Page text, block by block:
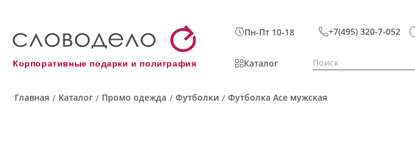
Корпоративные подарки и полиграфия
Пн-Пт 10-18 +7(495) 320-7-052
Каталог
Главная / Каталог / Промо одежда / Футболки / Футболка Ace мужская